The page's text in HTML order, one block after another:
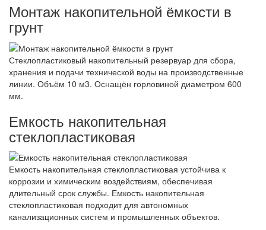
Монтаж накопительной ёмкости в
грунт
Стеклопластиковый накопительный резервуар для сбора,
хранения и подачи технической воды на производственные
линии. Объём 10 м3. Оснащён горловиной диаметром 600
мм.
Емкость накопительная
стеклопластиковая
Емкость накопительная стеклопластиковая устойчива к
коррозии и химическим воздействиям, обеспечивая
длительный срок службы. Емкость накопительная
стеклопластиковая подходит для автономных
канализационных систем и промышленных объектов.